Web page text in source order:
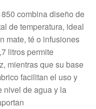
combina diseño de
de temperatura, ideal
mate, té o infusiones
litros permite
mientras que su base
facilitan el uso y
nivel de agua y la